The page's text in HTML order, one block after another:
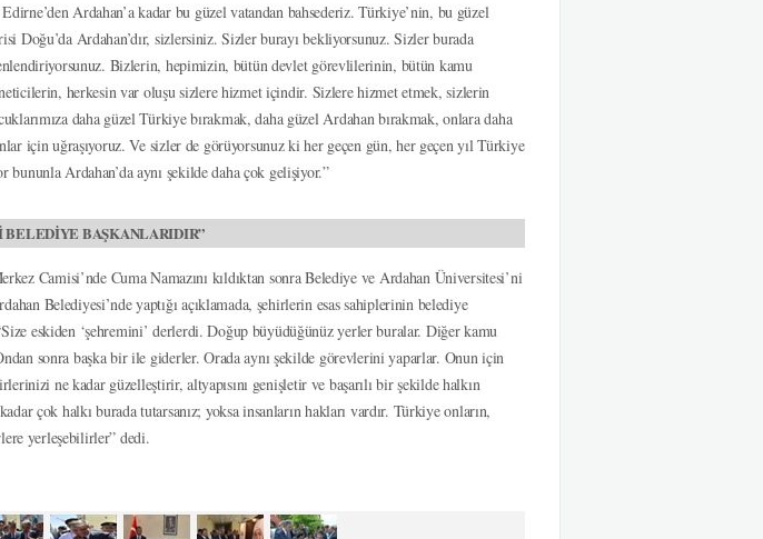
Ardahan’a kadar bu güzel vatandan bahsederiz. Türkiye’nin, bu güzel
Doğu’da Ardahan’dır, sizlersiniz. Sizler burayı bekliyorsunuz. Sizler burada
Bizlerin, hepimizin, bütün devlet görevlilerinin, bütün kamu
herkesin var oluşu sizlere hizmet içindir. Sizlere hizmet etmek, sizlerin
daha güzel Türkiye bırakmak, daha güzel Ardahan bırakmak, onlara daha
için uğraşıyoruz. Ve sizler de görüyorsunuz ki her geçen gün, her geçen yıl Türkiye
bununla Ardahan’da aynı şekilde daha çok gelişiyor.”
BELEDİYE BAŞKANLARIDIR”
Camisi’nde Cuma Namazını kıldıktan sonra Belediye ve Ardahan Üniversitesi’ni
Belediyesi’nde yaptığı açıklamada, şehirlerin esas sahiplerinin belediye
eskiden ‘şehremini’ derlerdi. Doğup büyüdüğünüz yerler buralar. Diğer kamu
sonra başka bir ile giderler. Orada aynı şekilde görevlerini yaparlar. Onun için
ne kadar güzelleştirir, altyapısını genişletir ve başarılı bir şekilde halkın
çok halkı burada tutarsanız; yoksa insanların hakları vardır. Türkiye onların,
yerleşebilirler” dedi.